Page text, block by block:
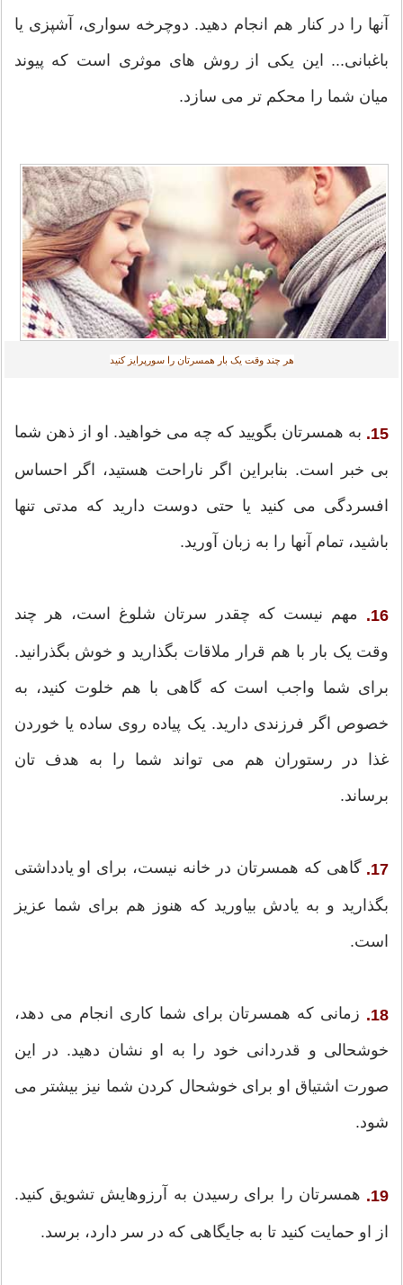
آنها را در کنار هم انجام دهید. دوچرخه سواری، آشپزی یا
باغبانی... این یکی از روش های موثری است که پیوند
میان شما را محکم تر می سازد.
هر چند وقت یک بار همسرتان را سورپرایز کنید
15. به همسرتان بگویید که چه می خواهید. او از ذهن شما
بی خبر است. بنابراین اگر ناراحت هستید، اگر احساس
افسردگی می کنید یا حتی دوست دارید که مدتی تنها
باشید، تمام آنها را به زبان آورید.
16. مهم نیست که چقدر سرتان شلوغ است، هر چند
وقت یک بار با هم قرار ملاقات بگذارید و خوش بگذرانید.
برای شما واجب است که گاهی با هم خلوت کنید، به
خصوص اگر فرزندی دارید. یک پیاده روی ساده یا خوردن
غذا در رستوران هم می تواند شما را به هدف تان
برساند.
17. گاهی که همسرتان در خانه نیست، برای او یادداشتی
بگذارید و به یادش بیاورید که هنوز هم برای شما عزیز
است.
18. زمانی که همسرتان برای شما کاری انجام می دهد،
خوشحالی و قدردانی خود را به او نشان دهید. در این
صورت اشتیاق او برای خوشحال کردن شما نیز بیشتر می
شود.
19. همسرتان را برای رسیدن به آرزوهایش تشویق کنید.
از او حمایت کنید تا به جایگاهی که در سر دارد، برسد.